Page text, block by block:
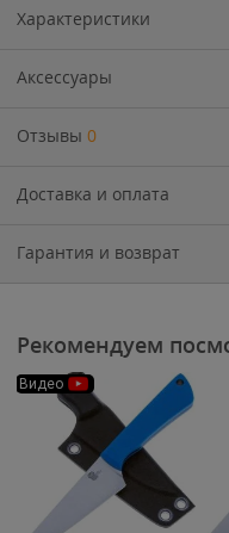
Характеристики
Аксессуары
Отзывы 0
Доставка и оплата
Гарантия и возврат
Рекомендуем
Видео